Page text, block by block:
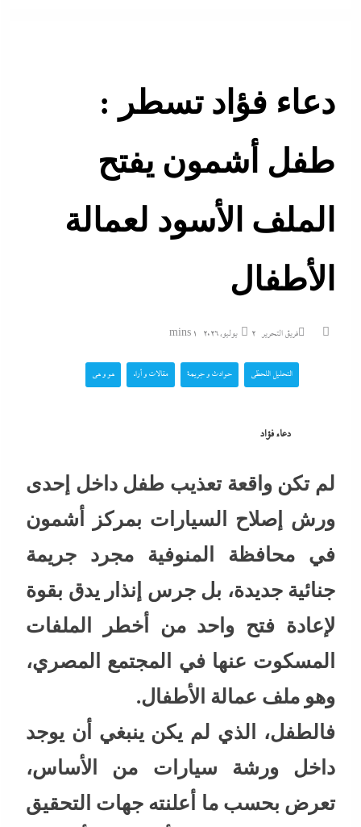
دعاء فؤاد تسطر :
طفل أشمون يفتح
الملف الأسود لعمالة
الأطفال
فريق التحرير 2 يوليو، 2026 1 mins
التحليل اللحظي حوادث و جريمة مقالات و أراء هو و هي
دعاء فؤاد
لم تكن واقعة تعذيب طفل داخل إحدى
ورش إصلاح السيارات بمركز أشمون
في محافظة المنوفية مجرد جريمة
جنائية جديدة، بل جرس إنذار يدق بقوة
لإعادة فتح واحد من أخطر الملفات
المسكوت عنها في المجتمع المصري،
وهو ملف عمالة الأطفال.
فالطفل، الذي لم يكن ينبغي أن يوجد
داخل ورشة سيارات من الأساس،
تعرض بحسب ما أعلنته جهات التحقيق